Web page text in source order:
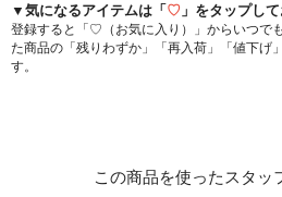
▼気になるアイテムは「♡ 」をタップし
登録すると「♡（お気に入り）」からいつで
た商品の「残りわずか」「再入荷」「値下げ
す。
この商品を使ったスタッ